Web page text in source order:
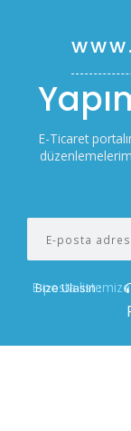
E-Ticaret
E-posta
Bize Ulasin :